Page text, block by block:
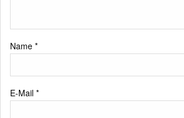
Name *
E-Mail *